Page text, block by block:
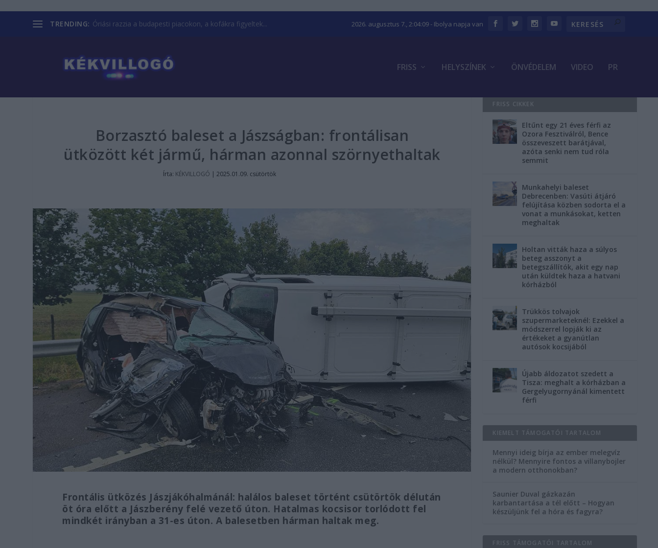
TRENDING: Óriási razzia a budapesti piacokon, a kofákra figyeltek... 2026. augusztus 7., 2:04:09- Ibolya napja van
FRISS HELYSZÍNEK ÖNVÉDELEM VIDEO PR
Borzasztó baleset a Jászságban: frontálisan
ütközött két jármű, hárman azonnal szörnyethaltak
Írta: KÉKVILLOGÓ | 2025.01.09. csütörtök
Frontális ütközés Jászjákóhalmánál: halálos baleset történt csütörtök délután
öt óra előtt a Jászberény felé vezető úton. Hatalmas kocsisor torlódott fel
mindkét irányban a 31-es úton. A balesetben hárman haltak meg.
FRISS CIKKEK
Eltűnt egy 21 éves férfi az
Ozora Fesztiválról, Bence
összeveszett barátjával,
azóta senki nem tud róla
semmit
Munkahelyi baleset
Debrecenben: Vasúti átjáró
felújítása közben sodorta el a
vonat a munkásokat, ketten
meghaltak
Holtan vitták haza a súlyos
beteg asszonyt a
betegszállítók, akit egy nap
után küldtek haza a hatvani
kórházból
Trükkös tolvajok
szupermarketeknél: Ezekkel a
módszerrel lopják ki az
értékeket a gyanútlan
autósok kocsijából
Újabb áldozatot szedett a
Tisza: meghalt a kórházban a
Gergelyugornyánál kimentett
férfi
KIEMELT TÁMOGATÓI TARTALOM
Mennyi ideig bírja az ember melegvíz
nélkül? Mennyire fontos a villanybojler
a modern otthonokban?
Saunier Duval gázkazán
karbantartása a tél előtt – Hogyan
készüljünk fel a hóra és fagyra?
FRISS TÁMOGATÓI TARTALOM